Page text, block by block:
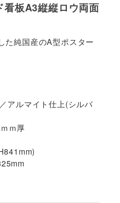
看板A3縦縦ロウ両面
た純国産のA型ポスター
アルマイト仕上(シルバ
ｍ厚